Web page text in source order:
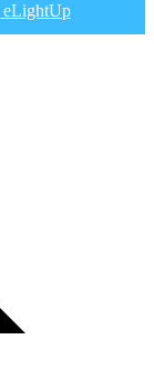
eLightUp